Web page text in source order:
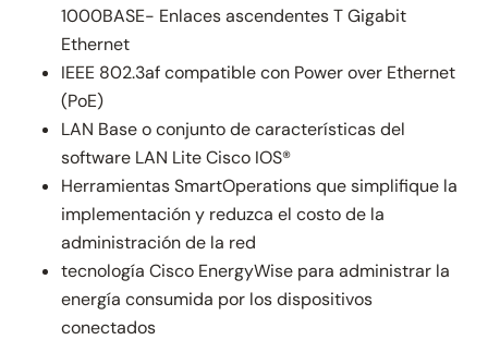
1000BASE- Enlaces ascendentes T Gigabit
Ethernet
IEEE 802.3af compatible con Power over Ethernet
(PoE)
LAN Base o conjunto de características del
software LAN Lite Cisco IOS®
Herramientas SmartOperations que simplifique la
implementación y reduzca el costo de la
administración de la red
tecnología Cisco EnergyWise para administrar la
energía consumida por los dispositivos
conectados